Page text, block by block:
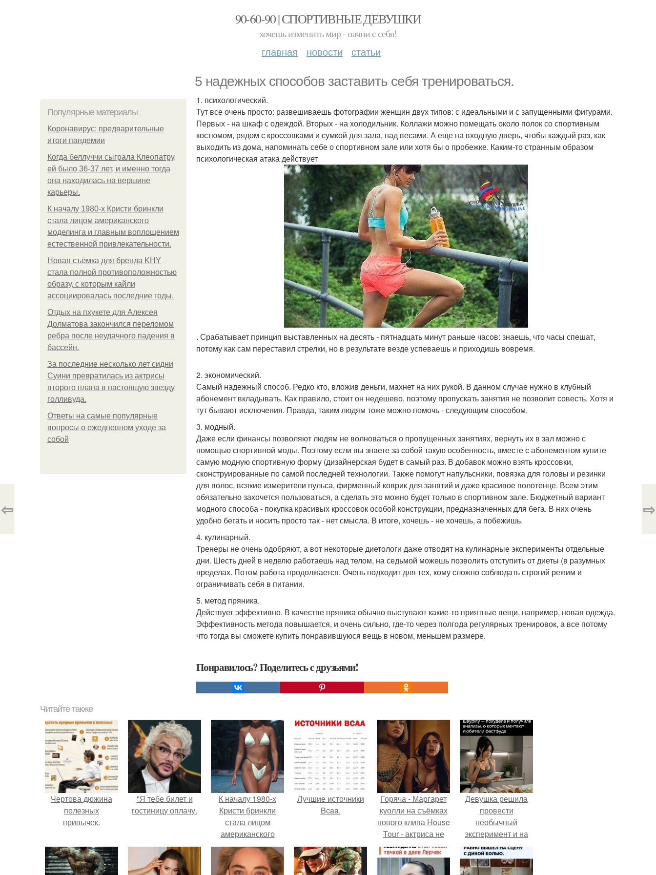
90-60-90 | СПОРТИВНЫЕ ДЕВУШКИ
хочешь изменить мир - начни с себя!
главная новости статьи
5 надежных способов заставить себя тренироваться.
Популярные материалы
Коронавирус: предварительные
итоги пандемии
Когда беллуччи сыграла Клеопатру,
ей было 36-37 лет, и именно тогда
она находилась на вершине
карьеры.
К началу 1980-х Кристи бринкли
стала лицом американского
моделинга и главным воплощением
естественной привлекательности.
Новая съёмка для бренда KHY
стала полной противоположностью
образу, с которым кайли
ассоциировалась последние годы.
Отдых на пхукете для Алексея
Долматова закончился переломом
ребра после неудачного падения в
бассейн.
За последние несколько лет сидни
Суини превратилась из актрисы
второго плана в настоящую звезду
голливуда.
Ответы на самые популярные
вопросы о ежедневном уходе за
собой
1. психологический.
Тут все очень просто: развешиваешь фотографии женщин двух типов: с идеальными и с запущенными фигурами.
Первых - на шкаф с одеждой. Вторых - на холодильник. Коллажи можно помещать около полок со спортивным
костюмом, рядом с кроссовками и сумкой для зала, над весами. А еще на входную дверь, чтобы каждый раз, как
выходить из дома, напоминать себе о спортивном зале или хотя бы о пробежке. Каким-то странным образом
психологическая атака действует
. Срабатывает принцип выставленных на десять - пятнадцать минут раньше часов: знаешь, что часы спешат,
потому как сам переставил стрелки, но в результате везде успеваешь и приходишь вовремя.
2. экономический.
Самый надежный способ. Редко кто, вложив деньги, махнет на них рукой. В данном случае нужно в клубный
абонемент вкладывать. Как правило, стоит он недешево, поэтому пропускать занятия не позволит совесть. Хотя и
тут бывают исключения. Правда, таким людям тоже можно помочь - следующим способом.
3. модный.
Даже если финансы позволяют людям не волноваться о пропущенных занятиях, вернуть их в зал можно с
помощью спортивной моды. Поэтому если вы знаете за собой такую особенность, вместе с абонементом купите
самую модную спортивную форму (дизайнерская будет в самый раз. В добавок можно взять кроссовки,
сконструированные по самой последней технологии. Также помогут напульсники, повязка для головы и резинки
для волос, всякие измерители пульса, фирменный коврик для занятий и даже красивое полотенце. Всем этим
обязательно захочется пользоваться, а сделать это можно будет только в спортивном зале. Бюджетный вариант
модного способа - покупка красивых кроссовок особой конструкции, предназначенных для бега. В них очень
удобно бегать и носить просто так - нет смысла. В итоге, хочешь - не хочешь, а побежишь.
4. кулинарный.
Тренеры не очень одобряют, а вот некоторые диетологи даже отводят на кулинарные эксперименты отдельные
дни. Шесть дней в неделю работаешь над телом, на седьмой можешь позволить отступить от диеты (в разумных
пределах. Потом работа продолжается. Очень подходит для тех, кому сложно соблюдать строгий режим и
ограничивать себя в питании.
5. метод пряника.
Действует эффективно. В качестве пряника обычно выступают какие-то приятные вещи, например, новая одежда.
Эффективность метода повышается, и очень сильно, где-то через полгода регулярных тренировок, а все потому
что тогда вы сможете купить понравившуюся вещь в новом, меньшем размере.
Понравилось? Поделитесь с друзьями!
⇦ ⇨
Читайте также
Чертова дюжина
полезных
привычек.
"Я тебе билет и
гостиницу оплачу.
К началу 1980-х
Кристи бринкли
стала лицом
американского
моделинга и
главным
воплощением
Лучшие источники
Bcaa.
Горяча - Маргарет
куолли на съёмках
нового клипа House
Tour - актриса не
только появилась в
кадре, но и
выступила в роли
Девушка решила
провести
необычный
эксперимент и на
протяжении 30
дней питалась
одной шаурмой.